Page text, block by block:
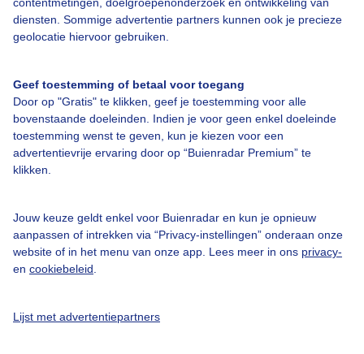
contentmetingen, doelgroepenonderzoek en ontwikkeling van
diensten. Sommige advertentie partners kunnen ook je precieze
geolocatie hiervoor gebruiken.
Geef toestemming of betaal voor toegang
Door op "Gratis" te klikken, geef je toestemming voor alle
bovenstaande doeleinden. Indien je voor geen enkel doeleinde
toestemming wenst te geven, kun je kiezen voor een
advertentievrije ervaring door op “Buienradar Premium” te
klikken.
Jouw keuze geldt enkel voor Buienradar en kun je opnieuw
aanpassen of intrekken via “Privacy-instellingen” onderaan onze
website of in het menu van onze app. Lees meer in ons privacy-
en cookiebeleid
Lijst met advertentiepartners
Bedrijfsgegevens
Contact
Toegankelijkheid
Gebruikersvoorwaarden
Adverteren
Privacy beleid
Cookie beleid